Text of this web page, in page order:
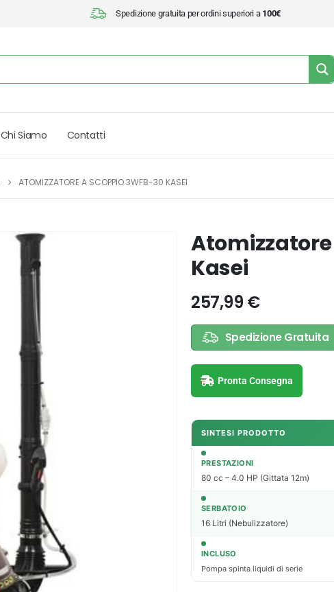
Spedizione gratuita per ordini superiori a 100€
Chi Siamo Contatti
ATOMIZZATORE A SCOPPIO 3WFB-30 KASEI
Atomizzatore
Kasei
257,99 €
Spedizione Gratuita
Pronta Consegna
SINTESI PRODOTTO
PRESTAZIONI
80 cc – 4.0 HP (Gittata 12m)
SERBATOIO
16 Litri (Nebulizzatore)
INCLUSO
Pompa spinta liquidi di serie